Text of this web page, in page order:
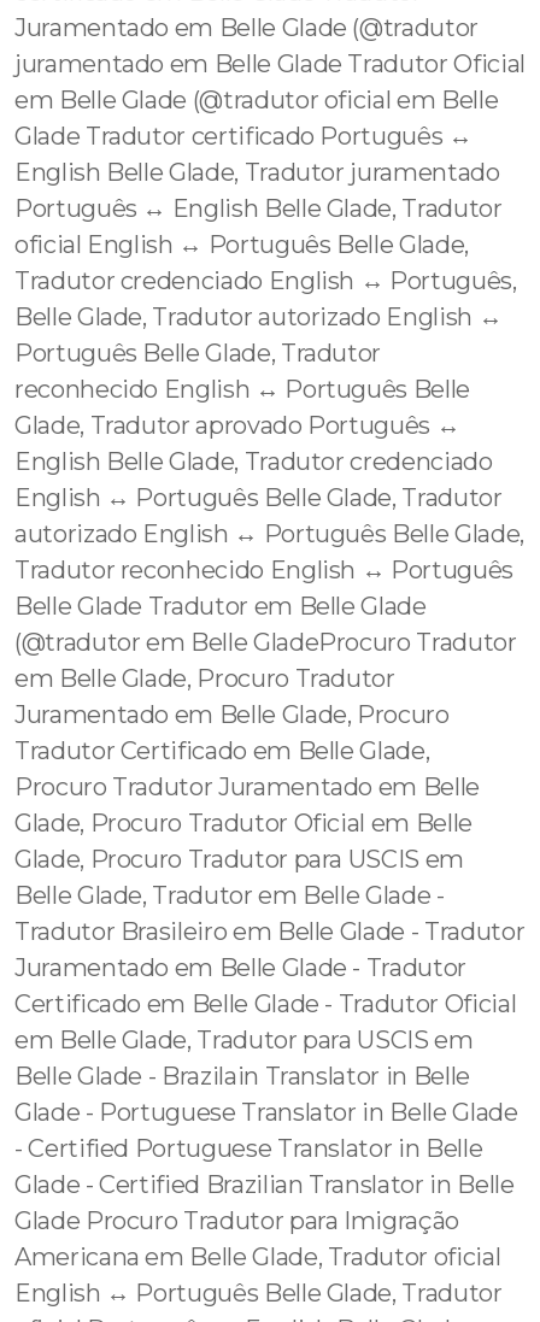
Juramentado em Belle Glade (@tradutor
juramentado em Belle Glade Tradutor Oficial
em Belle Glade (@tradutor oficial em Belle
Glade Tradutor certificado Português ↔️
English Belle Glade, Tradutor juramentado
Português ↔️ English Belle Glade, Tradutor
oficial English ↔️ Português Belle Glade,
Tradutor credenciado English ↔️ Português,
Belle Glade, Tradutor autorizado English ↔️
Português Belle Glade, Tradutor
reconhecido English ↔️ Português Belle
Glade, Tradutor aprovado Português ↔️
English Belle Glade, Tradutor credenciado
English ↔️ Português Belle Glade, Tradutor
autorizado English ↔️ Português Belle Glade,
Tradutor reconhecido English ↔️ Português
Belle Glade Tradutor em Belle Glade
(@tradutor em Belle GladeProcuro Tradutor
em Belle Glade, Procuro Tradutor
Juramentado em Belle Glade, Procuro
Tradutor Certificado em Belle Glade,
Procuro Tradutor Juramentado em Belle
Glade, Procuro Tradutor Oficial em Belle
Glade, Procuro Tradutor para USCIS em
Belle Glade, Tradutor em Belle Glade -
Tradutor Brasileiro em Belle Glade - Tradutor
Juramentado em Belle Glade - Tradutor
Certificado em Belle Glade - Tradutor Oficial
em Belle Glade, Tradutor para USCIS em
Belle Glade - Brazilain Translator in Belle
Glade - Portuguese Translator in Belle Glade
- Certified Portuguese Translator in Belle
Glade - Certified Brazilian Translator in Belle
Glade Procuro Tradutor para Imigração
Americana em Belle Glade, Tradutor oficial
English ↔️ Português Belle Glade, Tradutor